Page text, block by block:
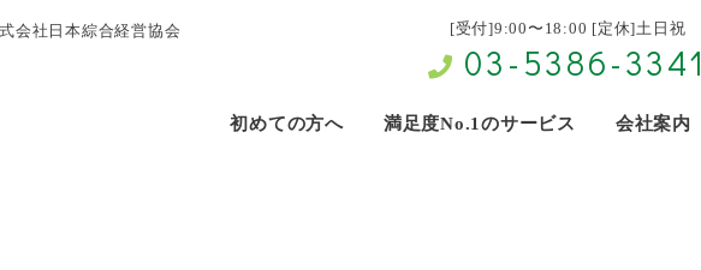
会社日本綜合経営協会 [受付]9:00〜18:00 [定休]土日祝
03-5386-3341
初めての方へ 満足度No.1のサービス 会社案内